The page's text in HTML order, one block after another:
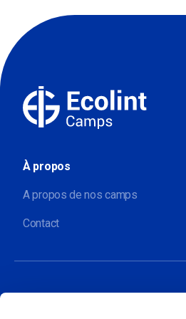
À propos
A propos de nos camps
Contact